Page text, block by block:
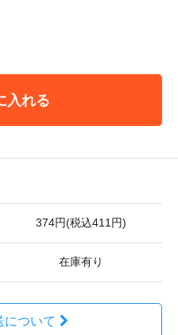
入れる
374円(税込411円)
在庫有り
について